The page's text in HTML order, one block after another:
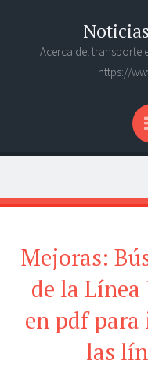
Acerca del transporte
https://
Mejoras:
de la
en pdf
las